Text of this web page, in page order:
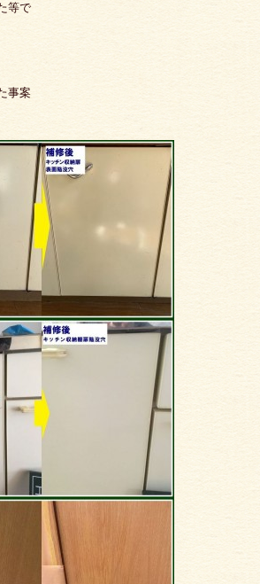
等で
事案